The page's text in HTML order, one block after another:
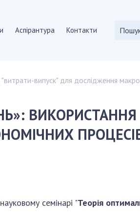
Аспірантура Контакти
математичної кібернетики та
організаційні та допоміжні
випуск" для дослідження
ВИКОРИСТАННЯ
семінарі "Теорія